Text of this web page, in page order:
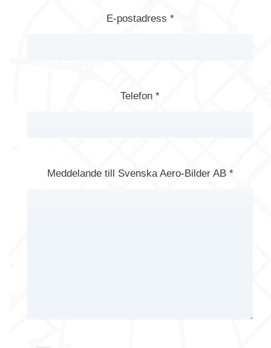
E-postadress *
Telefon *
Meddelande till Svenska Aero-Bilder AB *